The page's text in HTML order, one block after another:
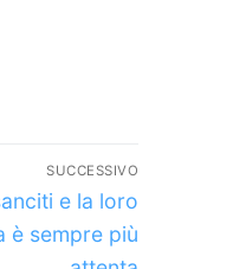
SUCCESSIVO
e la loro
è sempre più